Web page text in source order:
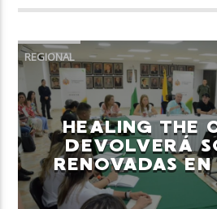
REGIONAL
HEALING THE
DEVOLVERÁ
RENOVADAS